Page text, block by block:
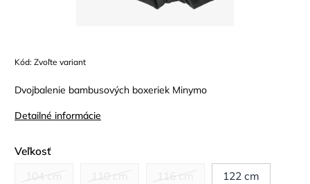
Kód: Zvoľte variant
Dvojbalenie bambusových boxeriek Minymo
Detailné informácie
Veľkosť
122 cm